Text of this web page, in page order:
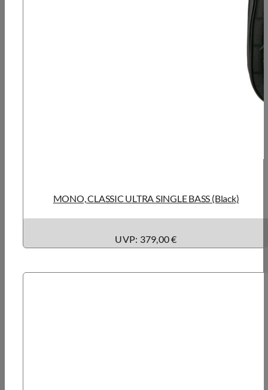
MONO, CLASSIC ULTRA SINGLE BASS (Black)
UVP: 379,00€